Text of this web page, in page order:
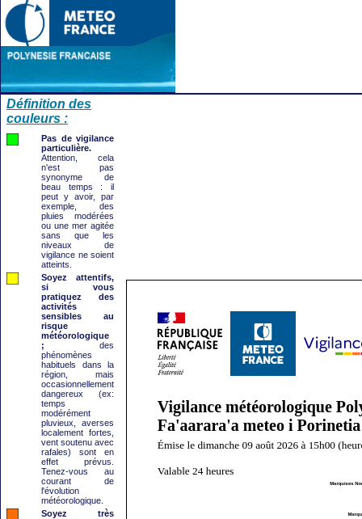
Définition des
couleurs :
Pas de vigilance
particulière.
Attention, cela
n'est pas
synonyme de
beau temps : il
peut y avoir, par
exemple, des
pluies modérées
ou une mer agitée
sans que les
niveaux de
vigilance ne soient
atteints.
Soyez attentifs,
si vous
pratiquez des
activités
sensibles au
risque
météorologique
; des
phénomènes
habituels dans la
région, mais
occasionnellement
dangereux (ex:
temps
modérément
pluvieux, averses
localement fortes,
vent soutenu avec
rafales) sont en
effet prévus.
Tenez-vous au
courant de
l'évolution
météorologique.
Soyez très